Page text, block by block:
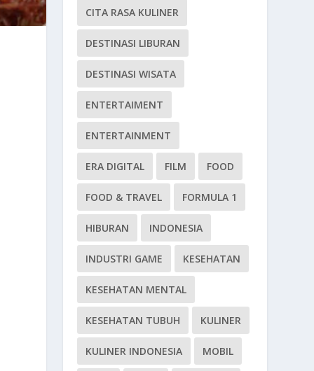
CITA RASA KULINER
DESTINASI LIBURAN
DESTINASI WISATA
ENTERTAIMENT
ENTERTAINMENT
ERA DIGITAL FILM FOOD
FOOD & TRAVEL FORMULA 1
HIBURAN INDONESIA
INDUSTRI GAME KESEHATAN
KESEHATAN MENTAL
KESEHATAN TUBUH KULINER
KULINER INDONESIA MOBIL